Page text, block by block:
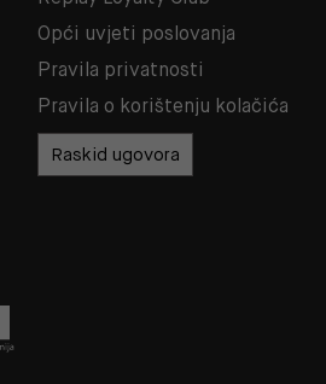
Opći uvjeti poslovanja
Pravila privatnosti
Pravila o korištenju kolačića
Raskid ugovora